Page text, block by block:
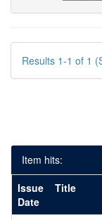
Results 1-1 of 1
Item hits:
Issue
Date
Title